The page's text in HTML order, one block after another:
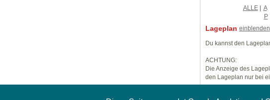
ALLE| A
P
Lageplan einblenden
Du kannst den
ACHTUNG:
Die Anzeige des
den Lageplan nur bei